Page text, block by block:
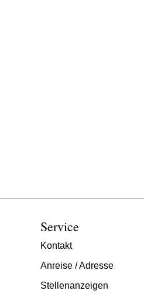
Service
Kontakt
Anreise / Adresse
Stellenanzeigen